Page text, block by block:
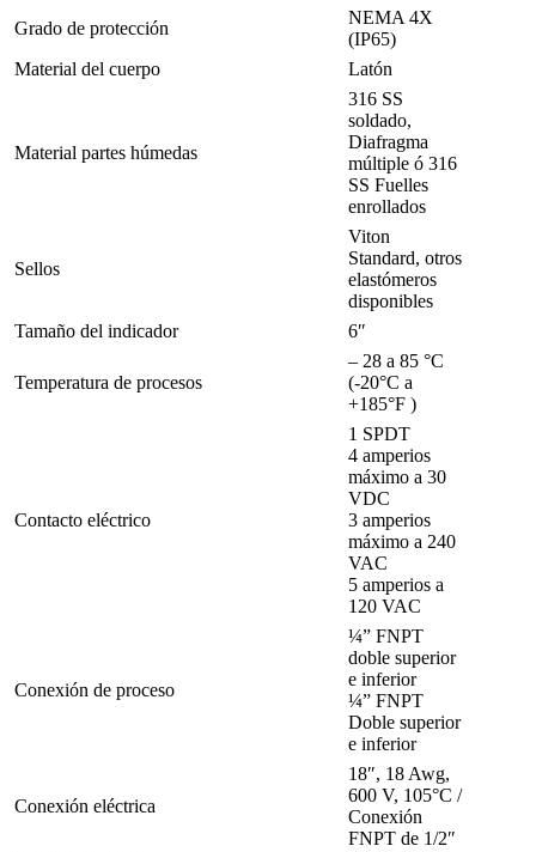
Grado de protección
NEMA 4X
(IP65)
Material del cuerpo
Latón
Material partes húmedas
316 SS
soldado,
Diafragma
múltiple ó 316
SS Fuelles
enrollados
Sellos
Viton
Standard, otros
elastómeros
disponibles
Tamaño del indicador
6″
Temperatura de procesos
– 28 a 85 °C
(-20°C a
+185°F )
Contacto eléctrico
1 SPDT
4 amperios
máximo a 30
VDC
3 amperios
máximo a 240
VAC
5 amperios a
120 VAC
Conexión de proceso
¼” FNPT
doble superior
e inferior
¼” FNPT
Doble superior
e inferior
Conexión eléctrica
18″, 18 Awg,
600 V, 105°C /
Conexión
FNPT de 1/2″